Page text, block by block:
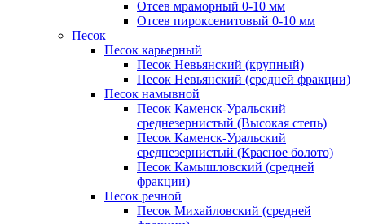
Отсев мраморный 0-10 мм
Отсев пироксенитовый 0-10 мм
Песок
Песок карьерный
Песок Невьянский (крупный)
Песок Невьянский (средней фракции)
Песок намывной
Песок Каменск-Уральский
среднезернистый (Высокая степь)
Песок Каменск-Уральский
среднезернистый (Красное болото)
Песок Камышловский (средней
фракции)
Песок речной
Песок Михайловский (средней